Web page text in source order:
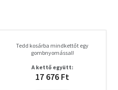
Tedd kosárba mindkettőt egy
gombnyomással!
A kettő együtt:
17 676 Ft